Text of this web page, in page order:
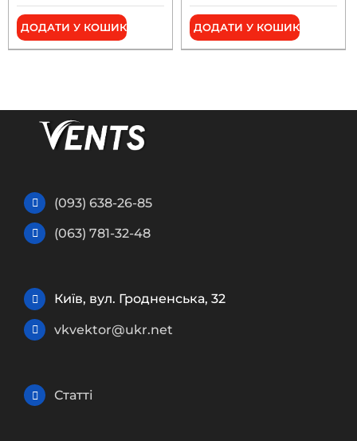
ДОДАТИ У КОШИК ДОДАТИ У КОШИК
(093) 638-26-85
(063) 781-32-48
Київ, вул. Гродненська, 32
vkvektor@ukr.net
Статті